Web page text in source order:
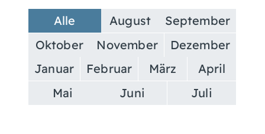
Alle August
September
Oktober
November
Dezember
Januar
Februar März
April
Mai
Juni Juli